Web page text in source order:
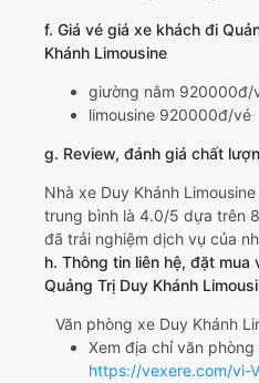
f. Giá vé giá xe khách đi
Khánh Limousine
giường nằm 920000đ/
limousine 920000đ/vé
g. Review, đánh giá chất
Nhà xe Duy Khánh
trung bình là 4.0/5 dựa trên
đã trải nghiệm dịch vụ của
h. Thông tin liên hệ, đặt
Quảng Trị Duy Khánh
Văn phòng xe Duy Khánh
Xem địa chỉ văn phòng
https://vexere.com/vi-